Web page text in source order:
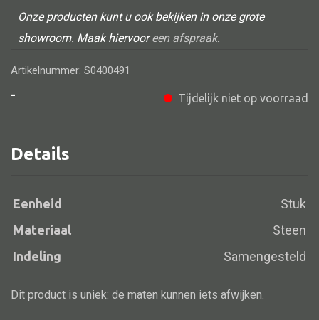
Fautteuil
Barstoel
Kinderstoel
Kruk
Chaise longues
Onze producten kunt u ook bekijken in onze grote
showroom. Maak hiervooreen afspraak.
Artikelnummer: S0400491
-
Tijdelijk niet op voorraad
Details
Eenheid Stuk
Materiaal Steen
Indeling Samengesteld
Dit product is uniek: de maten kunnen iets afwijken.